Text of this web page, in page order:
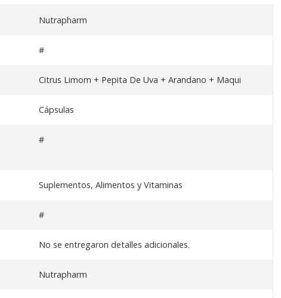
Nutrapharm
#
Citrus Limom + Pepita De Uva + Arandano + Maqui
Cápsulas
#
Suplementos, Alimentos y Vitaminas
#
No se entregaron detalles adicionales.
Nutrapharm